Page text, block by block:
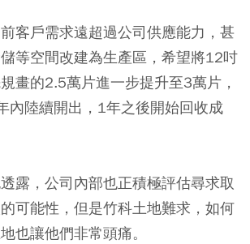
客戶需求遠超過公司供應能力，甚
等空間改建為生產區，希望將12吋
畫的2.5萬片進一步提升至3萬片，
內陸續開出，1年之後開始回收成
露，公司內部也正積極評估尋求取
可能性，但是竹科土地難求，如何
也讓他們非常頭痛。